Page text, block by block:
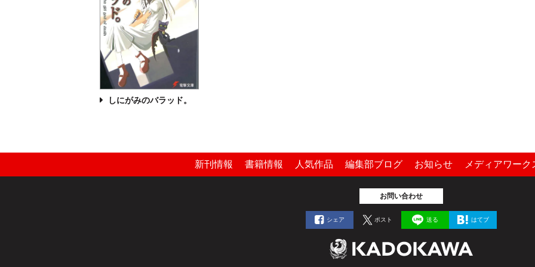
しにがみのバラッド。
新刊情報 書籍情報 人気作品 編集部ブログ お知らせ メディアワーク
お問い合わせ
シェア ポスト 送る はてブ